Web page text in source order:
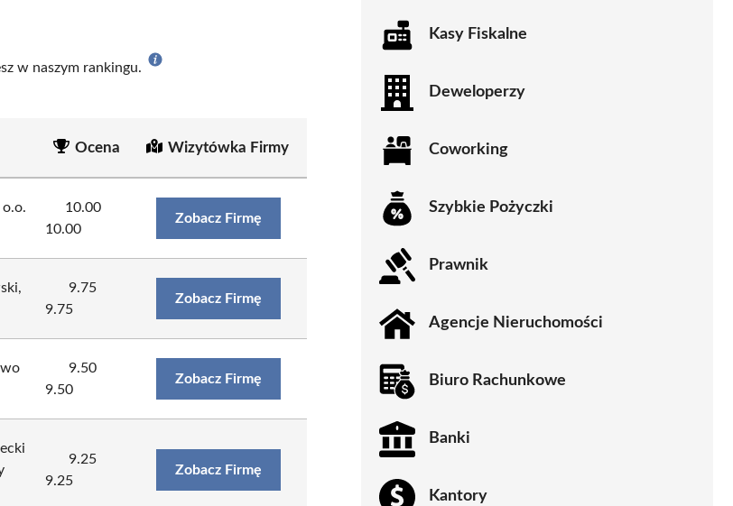
w naszym rankingu.
Ocena Wizytówka Firmy
10.00
10.00
Zobacz Firmę
9.75
9.75
Zobacz Firmę
9.50
9.50
Zobacz Firmę
9.25
9.25
Zobacz Firmę
Kasy Fiskalne
Deweloperzy
Coworking
Szybkie Pożyczki
Prawnik
Agencje Nieruchomości
Biuro Rachunkowe
Banki
Kantory